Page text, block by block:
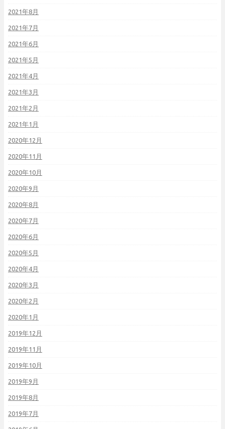
2021年8月
2021年7月
2021年6月
2021年5月
2021年4月
2021年3月
2021年2月
2021年1月
2020年12月
2020年11月
2020年10月
2020年9月
2020年8月
2020年7月
2020年6月
2020年5月
2020年4月
2020年3月
2020年2月
2020年1月
2019年12月
2019年11月
2019年10月
2019年9月
2019年8月
2019年7月